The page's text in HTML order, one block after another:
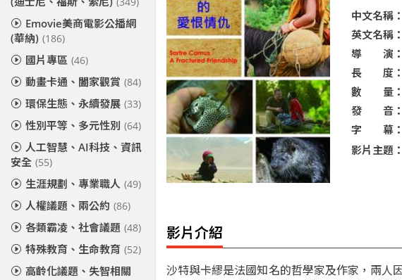
Emovie美商電影公播網
(華納) (186)
國片專區 (46)
動畫卡通、闔家觀賞 (84)
環保生態、永續發展 (33)
性別平等、多元性別 (64)
人工智慧、AI科技、資訊
安全 (55)
生涯規劃、專業職人 (49)
人權議題、兩公約 (86)
各類霸凌、社會議題 (48)
特殊教育、生命教育 (52)
高齡化議題、失智相關
中文名稱：
英文名稱：
導 演：
長 度：
數 量：
發 音：
字 幕：
影片主題：
影片介紹
沙特與卡繆是法國知名的哲學家及作家，兩人